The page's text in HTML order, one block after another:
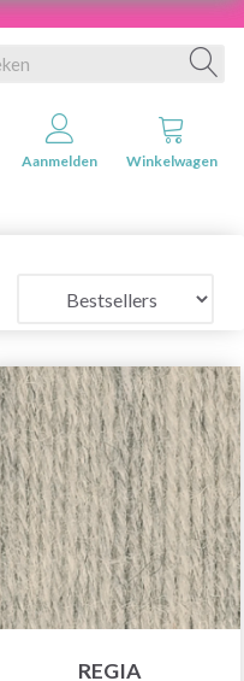
Aanmelden Winkelwagen
REGIA